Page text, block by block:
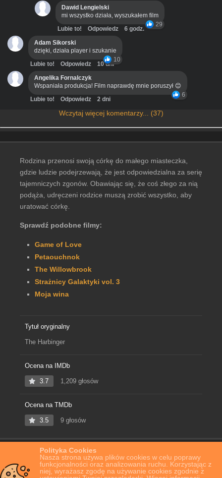
Polityka Cookies
Nasza strona używa plików cookies w celu poprawy
funkcjonalności oraz analizowania ruchu. Korzystając z
niej, wyrażasz zgodę na używanie cookies zgodnie z
Dawid Lengielski
mi wszystko działa, wyszukałem film
29
Lubie to! Odpowiedz
6 godz.
Adam Sikorski
dzięki, działa player i szukanie
10
Lubie to! Odpowiedz
10 dni
Angelika Fornalczyk
Wspaniała produkcja! Film naprawdę mnie poruszył 😊
6
Lubie to! Odpowiedz 2 dni
Wczytaj więcej komentarzy... (37)
Rodzina przenosi swoją córkę do małego miasteczka,
gdzie ludzie podejrzewają, że jest odpowiedzialna za serię
tajemniczych zgonów. Obawiając się, że coś złego za nią
podąża, udręczeni rodzice muszą zrobić wszystko, aby
uratować córkę.
Sprawdź podobne filmy:
Game of Love
Petaouchnok
The Willowbrook
Strażnicy Galaktyki vol. 3
Moja wina
Tytuł oryginalny
The Harbinger
Ocena na IMDb
3.7 1,209 głosów
Ocena na TMDb
3.5 9 głosów
Film Online The Harbinger